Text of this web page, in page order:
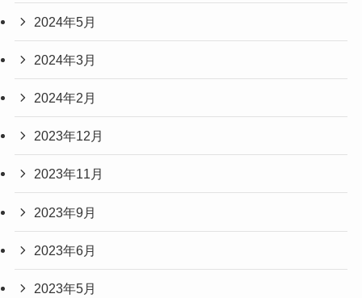
2024年5月
2024年3月
2024年2月
2023年12月
2023年11月
2023年9月
2023年6月
2023年5月